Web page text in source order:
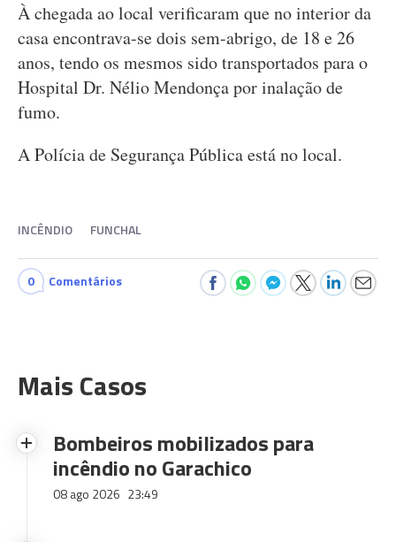
À chegada ao local verificaram que no interior da
casa encontrava-se dois sem-abrigo, de 18 e 26
anos, tendo os mesmos sido transportados para o
Hospital Dr. Nélio Mendonça por inalação de
fumo.
A Polícia de Segurança Pública está no local.
INCÊNDIO FUNCHAL
0 Comentários
Mais Casos
Bombeiros mobilizados para
incêndio no Garachico
08 ago 2026 23:49